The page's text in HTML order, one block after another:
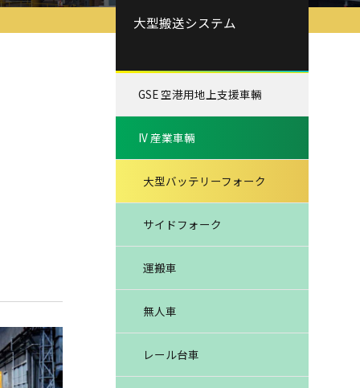
大型搬送システム
GSE 空港用地上支援車輛
IV 産業車輛
大型バッテリーフォーク
サイドフォーク
運搬車
無人車
レール台車